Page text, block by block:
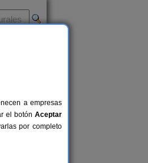
a empresas
el botón Aceptar
por completo